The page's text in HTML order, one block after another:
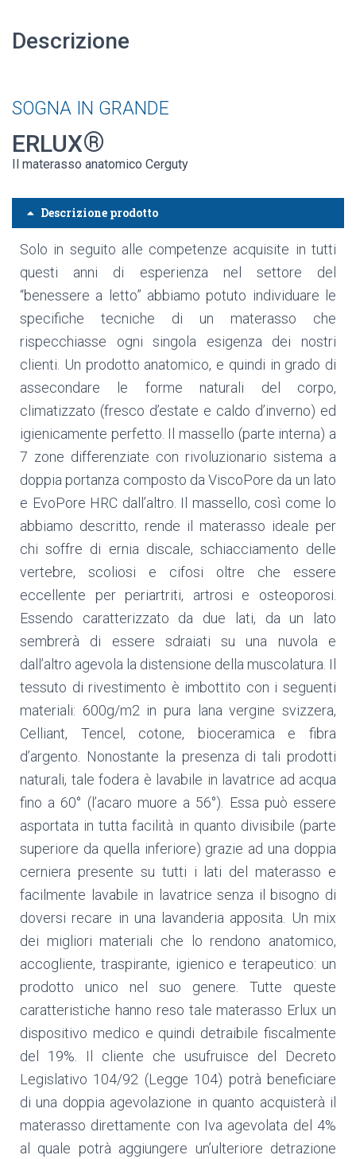
Descrizione
SOGNA IN GRANDE
ERLUX®
Il materasso anatomico Cerguty
Descrizione prodotto
Solo in seguito alle competenze acquisite in tutti
questi anni di esperienza nel settore del
“benessere a letto” abbiamo potuto individuare le
specifiche tecniche di un materasso che
rispecchiasse ogni singola esigenza dei nostri
clienti. Un prodotto anatomico, e quindi in grado di
assecondare le forme naturali del corpo,
climatizzato (fresco d’estate e caldo d’inverno) ed
igienicamente perfetto. Il massello (parte interna) a
7 zone differenziate con rivoluzionario sistema a
doppia portanza composto da ViscoPore da un lato
e EvoPore HRC dall’altro. Il massello, così come lo
abbiamo descritto, rende il materasso ideale per
chi soffre di ernia discale, schiacciamento delle
vertebre, scoliosi e cifosi oltre che essere
eccellente per periartriti, artrosi e osteoporosi.
Essendo caratterizzato da due lati, da un lato
sembrerà di essere sdraiati su una nuvola e
dall’altro agevola la distensione della muscolatura. Il
tessuto di rivestimento è imbottito con i seguenti
materiali: 600g/m2 in pura lana vergine svizzera,
Celliant, Tencel, cotone, bioceramica e fibra
d’argento. Nonostante la presenza di tali prodotti
naturali, tale fodera è lavabile in lavatrice ad acqua
fino a 60° (l’acaro muore a 56°). Essa può essere
asportata in tutta facilità in quanto divisibile (parte
superiore da quella inferiore) grazie ad una doppia
cerniera presente su tutti i lati del materasso e
facilmente lavabile in lavatrice senza il bisogno di
doversi recare in una lavanderia apposita. Un mix
dei migliori materiali che lo rendono anatomico,
accogliente, traspirante, igienico e terapeutico: un
prodotto unico nel suo genere. Tutte queste
caratteristiche hanno reso tale materasso Erlux un
dispositivo medico e quindi detraibile fiscalmente
del 19%. Il cliente che usufruisce del Decreto
Legislativo 104/92 (Legge 104) potrà beneficiare
di una doppia agevolazione in quanto acquisterà il
materasso direttamente con Iva agevolata del 4%
al quale potrà aggiungere un’ulteriore detrazione